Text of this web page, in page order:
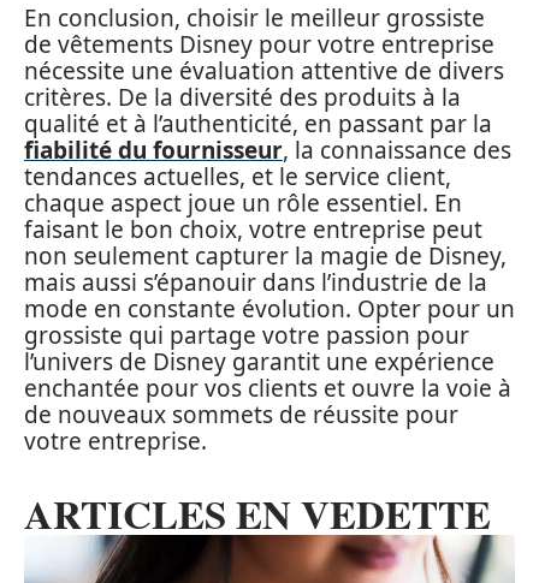
En conclusion, choisir le meilleur grossiste
de vêtements Disney pour votre entreprise
nécessite une évaluation attentive de divers
critères. De la diversité des produits à la
qualité et à l’authenticité, en passant par la
fiabilité du fournisseur, la connaissance des
tendances actuelles, et le service client,
chaque aspect joue un rôle essentiel. En
faisant le bon choix, votre entreprise peut
non seulement capturer la magie de Disney,
mais aussi s’épanouir dans l’industrie de la
mode en constante évolution. Opter pour un
grossiste qui partage votre passion pour
l’univers de Disney garantit une expérience
enchantée pour vos clients et ouvre la voie à
de nouveaux sommets de réussite pour
votre entreprise.
ARTICLES EN VEDETTE